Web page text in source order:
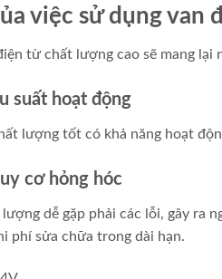
việc sử dụng van
từ chất lượng cao sẽ mang lại
suất hoạt động
lượng tốt có khả năng hoạt
cơ hỏng hóc
dễ gặp phải các lỗi, gây ra
phí sửa chữa trong dài hạn.